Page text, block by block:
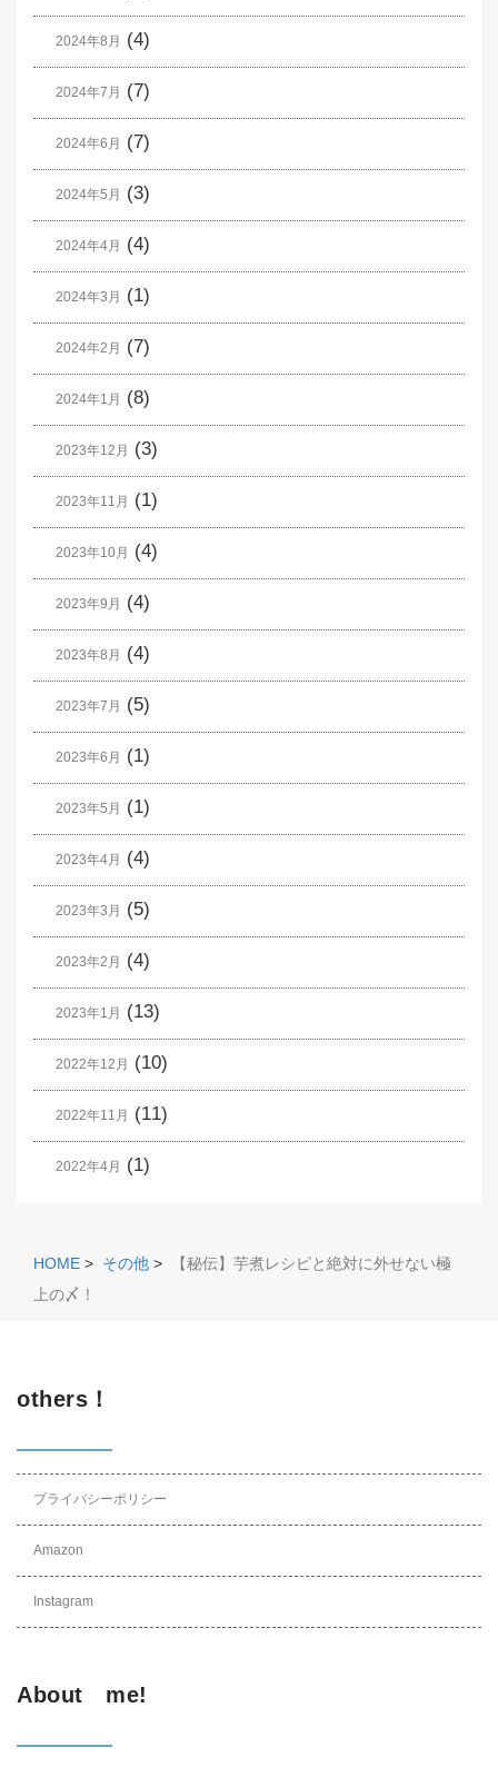
2024年8月 (4)
2024年7月 (7)
2024年6月 (7)
2024年5月 (3)
2024年4月 (4)
2024年3月 (1)
2024年2月 (7)
2024年1月 (8)
2023年12月 (3)
2023年11月 (1)
2023年10月 (4)
2023年9月 (4)
2023年8月 (4)
2023年7月 (5)
2023年6月 (1)
2023年5月 (1)
2023年4月 (4)
2023年3月 (5)
2023年2月 (4)
2023年1月 (13)
2022年12月 (10)
2022年11月 (11)
2022年4月 (1)
HOME > その他 >
【秘伝】芋煮レシピと絶対に外せない極
上の〆！
others！
プライバシーポリシー
Amazon
Instagram
About me!